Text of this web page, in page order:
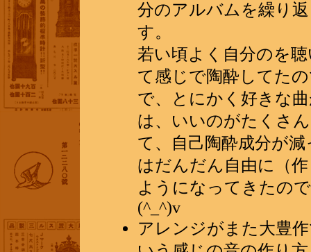
分のアルバムを繰り
す。
若い頃よく自分のを
て感じで陶酔してた
で、とにかく好きな
は、いいのがたくさ
て、自己陶酔成分が
はだんだん自由に（
ようになってきたの
(^_^)v
アレンジがまた大豊